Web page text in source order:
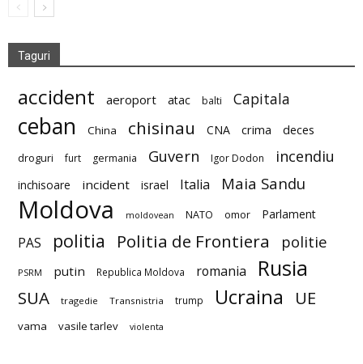
Taguri
accident aeroport atac balti Capitala
ceban China chisinau CNA crima deces
droguri furt germania Guvern Igor Dodon incendiu
inchisoare incident israel Italia Maia Sandu
Moldova moldovean NATO omor Parlament
PAS politia Politia de Frontiera politie
PSRM putin Republica Moldova romania Rusia
SUA tragedie Transnistria trump Ucraina UE
vama vasile tarlev violenta